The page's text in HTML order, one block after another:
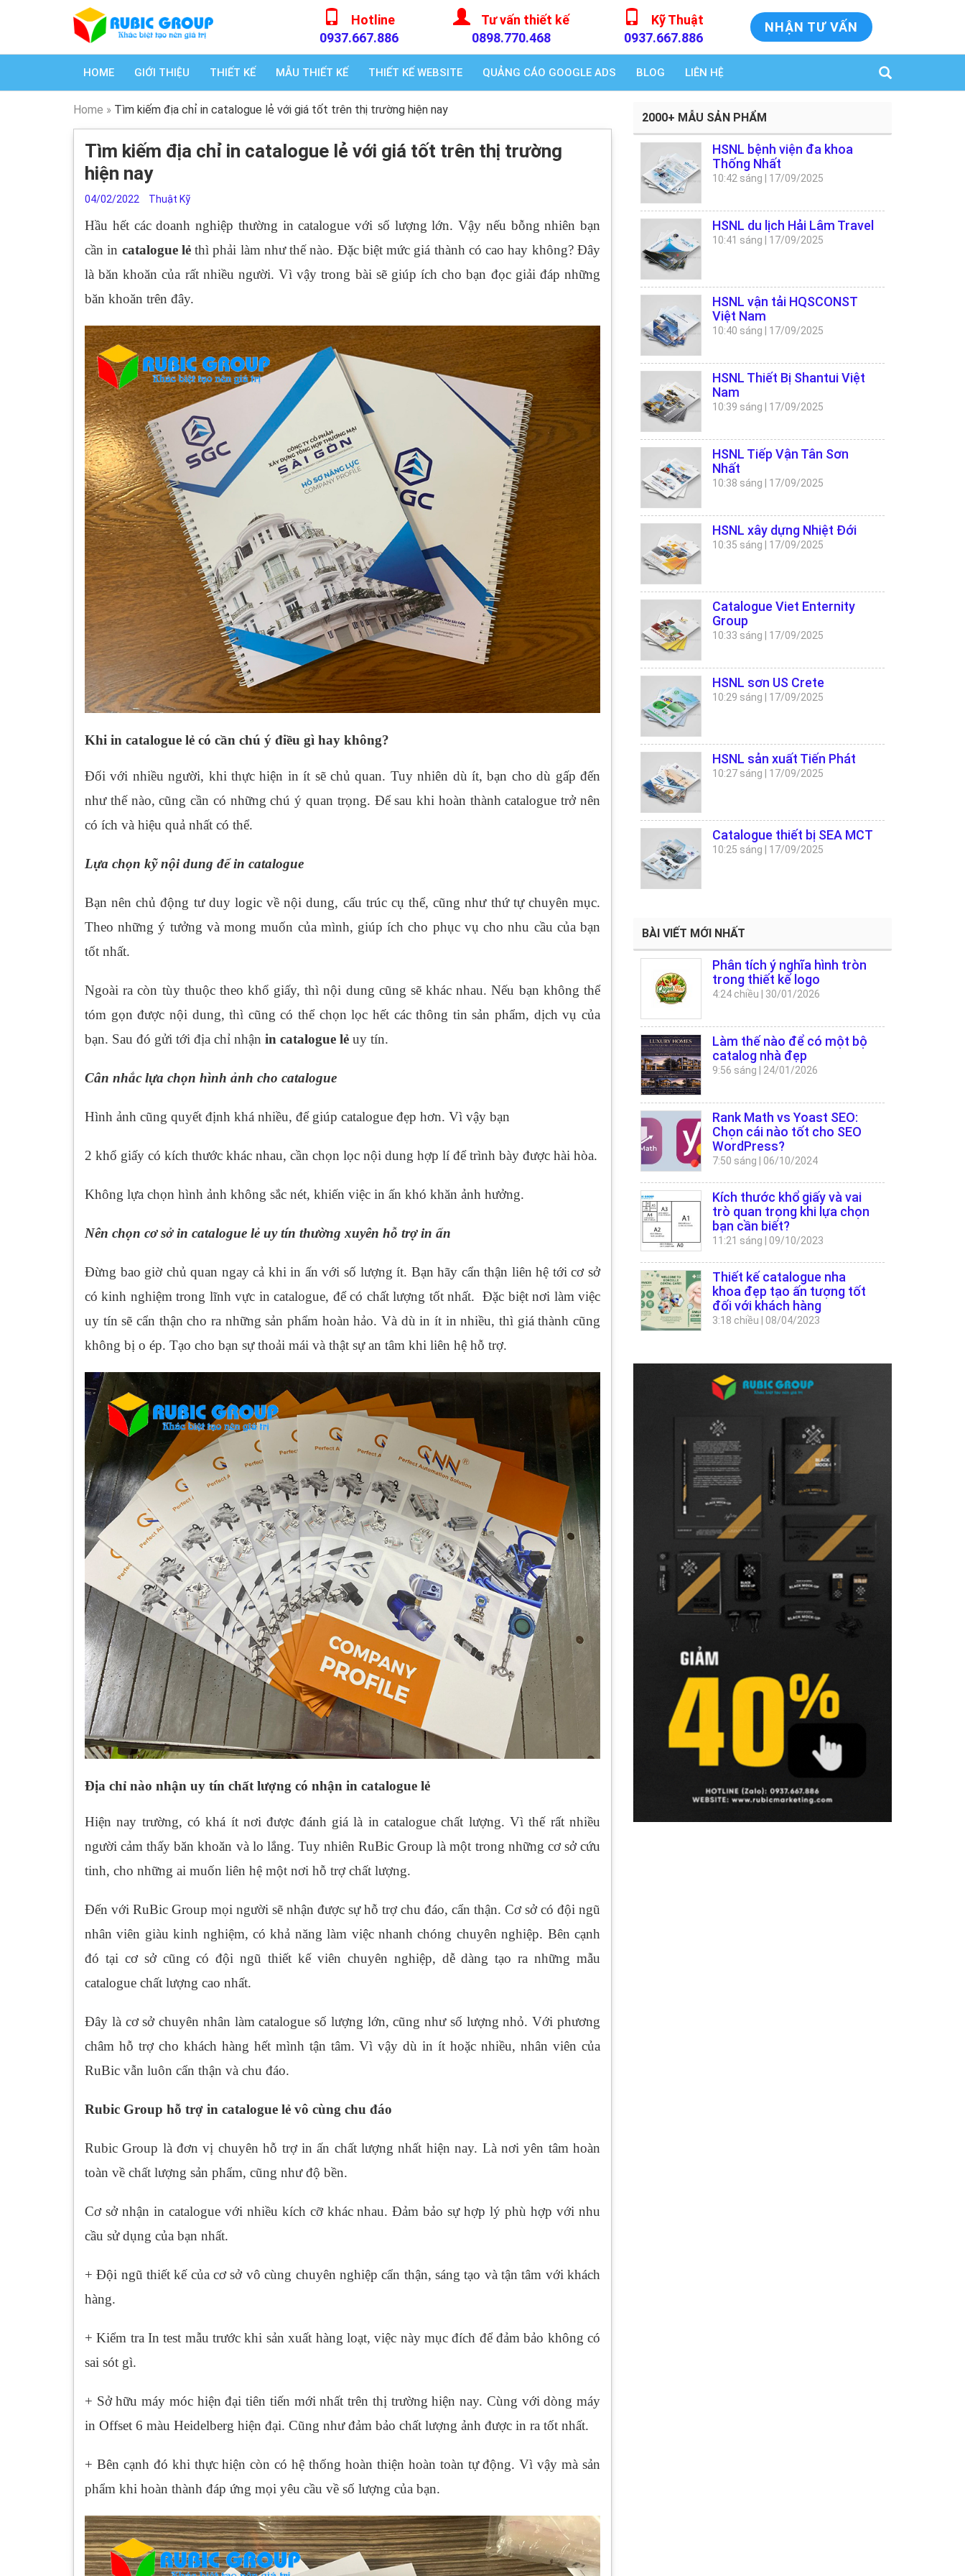
Hotline
0937.667.886
Tư vấn thiết kế
0898.770.468
Kỹ Thuật
0937.667.886
NHẬN TƯ VẤN
HOME GIỚI THIỆU THIẾT KẾ MẪU THIẾT KẾ THIẾT KẾ WEBSITE QUẢNG CÁO GOOGLE ADS BLOG LIÊN HỆ
Home » Tìm kiếm địa chỉ in catalogue lẻ với giá tốt trên thị trường hiện nay
Tìm kiếm địa chỉ in catalogue lẻ với giá tốt trên thị trường
hiện nay
04/02/2022 Thuật Kỹ
Hầu hết các doanh nghiệp thường in catalogue với số lượng lớn. Vậy nếu bỗng nhiên bạn
cần in catalogue lẻthì phải làm như thế nào. Đặc biệt mức giá thành có cao hay không? Đây
là băn khoăn của rất nhiều người. Vì vậy trong bài sẽ giúp ích cho bạn đọc giải đáp những
băn khoăn trên đây.
Khi in catalogue lẻ có cần chú ý điều gì hay không?
Đối với nhiều người, khi thực hiện in ít sẽ chủ quan. Tuy nhiên dù ít, bạn cho dù gấp đến
như thế nào, cũng cần có những chú ý quan trọng. Để sau khi hoàn thành catalogue trở nên
có ích và hiệu quả nhất có thể.
Lựa chọn kỹ nội dung để in catalogue
Bạn nên chủ động tư duy logic về nội dung, cấu trúc cụ thể, cũng như thứ tự chuyên mục.
Theo những ý tưởng và mong muốn của mình, giúp ích cho phục vụ cho nhu cầu của bạn
tốt nhất.
Ngoài ra còn tùy thuộc theo khổ giấy, thì nội dung cũng sẽ khác nhau. Nếu bạn không thể
tóm gọn được nội dung, thì cũng có thể chọn lọc hết các thông tin sản phẩm, dịch vụ của
bạn. Sau đó gửi tới địa chỉ nhận in catalogue lẻ uy tín.
Cân nhắc lựa chọn hình ảnh cho catalogue
Hình ảnh cũng quyết định khá nhiều, để giúp catalogue đẹp hơn. Vì vậy bạn
2 khổ giấy có kích thước khác nhau, cần chọn lọc nội dung hợp lí để trình bày được hài hòa.
Không lựa chọn hình ảnh không sắc nét, khiến việc in ấn khó khăn ảnh hưởng.
Nên chọn cơ sở in catalogue lẻ uy tín thường xuyên hỗ trợ in ấn
Đừng bao giờ chủ quan ngay cả khi in ấn với số lượng ít. Bạn hãy cẩn thận liên hệ tới cơ sở
có kinh nghiệm trong lĩnh vực in catalogue, để có chất lượng tốt nhất. Đặc biệt nơi làm việc
uy tín sẽ cẩn thận cho ra những sản phẩm hoàn hảo. Và dù in ít in nhiều, thì giá thành cũng
không bị o ép. Tạo cho bạn sự thoải mái và thật sự an tâm khi liên hệ hỗ trợ.
Địa chỉ nào nhận uy tín chất lượng có nhận in catalogue lẻ
Hiện nay trường, có khá ít nơi được đánh giá là in catalogue chất lượng. Vì thế rất nhiều
người cảm thấy băn khoăn và lo lắng. Tuy nhiên RuBic Group là một trong những cơ sở cứu
tinh, cho những ai muốn liên hệ một nơi hỗ trợ chất lượng.
Đến với RuBic Group mọi người sẽ nhận được sự hỗ trợ chu đáo, cẩn thận. Cơ sở có đội ngũ
nhân viên giàu kinh nghiệm, có khả năng làm việc nhanh chóng chuyên nghiệp. Bên cạnh
đó tại cơ sở cũng có đội ngũ thiết kế viên chuyên nghiệp, dễ dàng tạo ra những mẫu
catalogue chất lượng cao nhất.
Đây là cơ sở chuyên nhân làm catalogue số lượng lớn, cũng như số lượng nhỏ. Với phương
châm hỗ trợ cho khách hàng hết mình tận tâm. Vì vậy dù in ít hoặc nhiều, nhân viên của
RuBic vẫn luôn cẩn thận và chu đáo.
Rubic Group hỗ trợ in catalogue lẻ vô cùng chu đáo
Rubic Group là đơn vị chuyên hỗ trợ in ấn chất lượng nhất hiện nay. Là nơi yên tâm hoàn
toàn về chất lượng sản phẩm, cũng như độ bền.
Cơ sở nhận in catalogue với nhiều kích cỡ khác nhau. Đảm bảo sự hợp lý phù hợp với nhu
cầu sử dụng của bạn nhất.
+ Đội ngũ thiết kế của cơ sở vô cùng chuyên nghiệp cẩn thận, sáng tạo và tận tâm với khách
hàng.
+ Kiểm tra In test mẫu trước khi sản xuất hàng loạt, việc này mục đích để đảm bảo không có
sai sót gì.
+ Sở hữu máy móc hiện đại tiên tiến mới nhất trên thị trường hiện nay. Cùng với dòng máy
in Offset 6 màu Heidelberg hiện đại. Cũng như đảm bảo chất lượng ảnh được in ra tốt nhất.
+ Bên cạnh đó khi thực hiện còn có hệ thống hoàn thiện hoàn toàn tự động. Vì vậy mà sản
phẩm khi hoàn thành đáp ứng mọi yêu cầu về số lượng của bạn.
2000+ MẪU SẢN PHẨM
HSNL bệnh viện đa khoa
Thống Nhất
10:42 sáng 17/09/2025
HSNL du lịch Hải Lâm Travel
10:41 sáng 17/09/2025
HSNL vận tải HQSCONST
Việt Nam
10:40 sáng 17/09/2025
HSNL Thiết Bị Shantui Việt
Nam
10:39 sáng 17/09/2025
HSNL Tiếp Vận Tân Sơn
Nhất
10:38 sáng 17/09/2025
HSNL xây dựng Nhiệt Đới
10:35 sáng 17/09/2025
Catalogue Viet Enternity
Group
10:33 sáng 17/09/2025
HSNL sơn US Crete
10:29 sáng 17/09/2025
HSNL sản xuất Tiến Phát
10:27 sáng 17/09/2025
Catalogue thiết bị SEA MCT
10:25 sáng 17/09/2025
BÀI VIẾT MỚI NHẤT
Phân tích ý nghĩa hình tròn
trong thiết kế logo
4:24 chiều 30/01/2026
Làm thế nào để có một bộ
catalog nhà đẹp
9:56 sáng 24/01/2026
Rank Math vs Yoast SEO:
Chọn cái nào tốt cho SEO
WordPress?
7:50 sáng 06/10/2024
Kích thước khổ giấy và vai
trò quan trọng khi lựa chọn
bạn cần biết?
11:21 sáng 09/10/2023
Thiết kế catalogue nha
khoa đẹp tạo ấn tượng tốt
đối với khách hàng
3:18 chiều 08/04/2023